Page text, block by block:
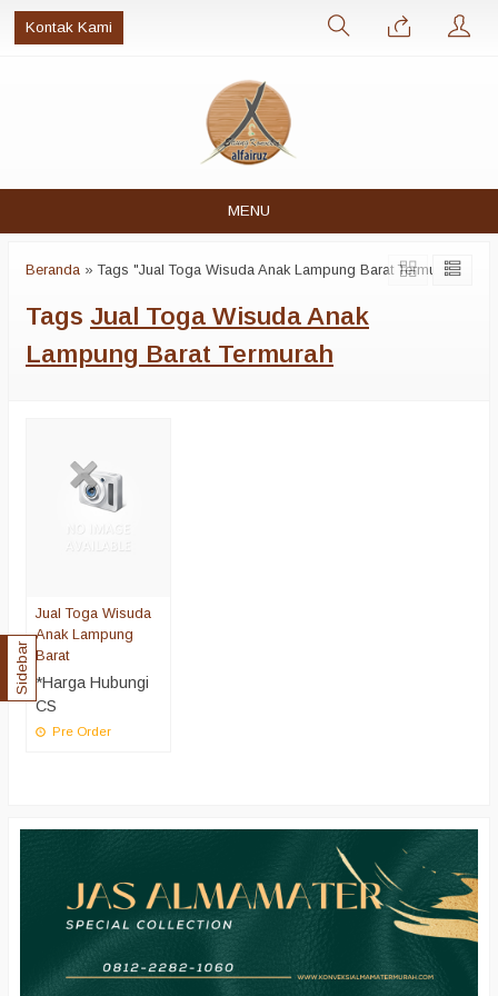
Kontak Kami
MENU
Beranda »Tags "Jual Toga Wisuda Anak Lampung Barat Termurah"
Tags Jual Toga Wisuda Anak
Lampung Barat Termurah
Jual Toga Wisuda
Anak Lampung
Barat
*Harga Hubungi
CS
Pre Order
Sidebar